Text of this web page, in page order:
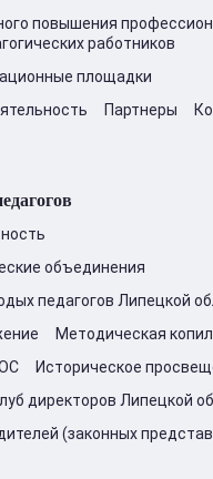
повышения
работников
площадки
Партнеры
объединения
педагогов Липецкой
Методическая
Историческое
директоров Липецкой
(законных